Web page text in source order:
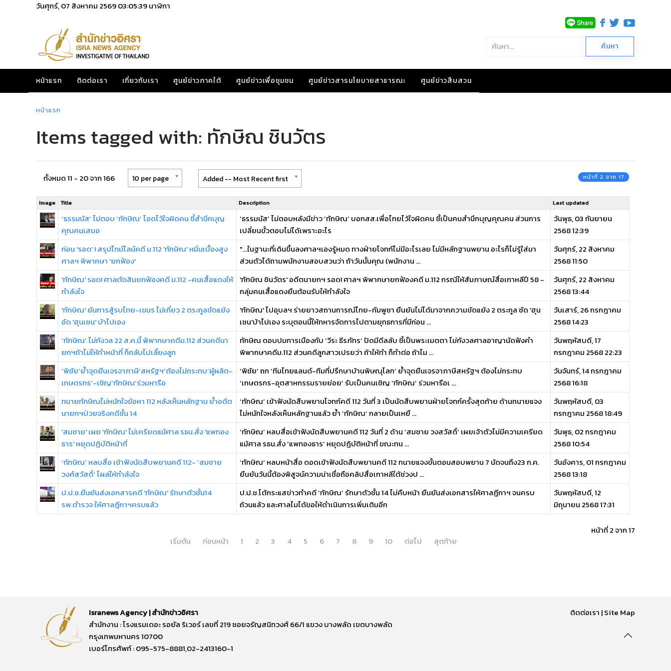
วันศุกร์, 07 สิงหาคม 256903:05:39นาฬิกา
หน้าแรก ติดต่อเรา เกี่ยวกับเรา ศูนย์ข่าวภาคใต้ ศูนย์ข่าวเพื่อชุมชน ศูนย์ข่าวสารนโยบายสาธารณะ ศูนย์ข่าวสืบสวน
หน้าแรก
Items tagged with: ทักษิณ ชินวัตร
ทั้งหมด 11 - 20 จาก 166 10 per page Added -- Most Recent first หน้าที่ 2 จาก 17
Image Title Description Last updated
‘ธรรมนัส’ ไม่ตอบ ‘ทักษิณ’ โอดไว้ใจผิดคน ชี้สำนึกบุญ
คุณคนเสมอ
‘ธรรมนัส’ ไม่ตอบหลังมีข่าว ‘ทักษิณ’ บอกสส.เพื่อไทยไว้ใจผิดคน ชี้เป็นคนสำนึกบุญคุณคน ส่วนการ
เปลี่ยนขั้วตอบไม่ได้เพราะอะไร
วันพุธ, 03 กันยายน
2568 12:39
ก่อน 'รอด' ! สรุปไทม์ไลน์คดี ม.112 'ทักษิณ' หมิ่นเบื้องสูง
ศาลฯ พิพากษา 'ยกฟ้อง'
"...ในฐานะที่เดินขึ้นลงศาลฯเองรู้หมด ทางฝ่ายโจทก์ไม่มีอะไรเลย ไม่มีหลักฐานพยาน อะไรก็ไม่รู้ใส่มา
ส่วนตัวได้ถามพนักงานสอบสวนว่า ถ้าวันนั้นคุณ (พนักงาน ...
วันศุกร์, 22 สิงหาคม
2568 11:50
'ทักษิณ' รอด! ศาลตัดสินยกฟ้องคดี ม.112 -คนเสื้อแดงให้
กำลังใจ
'ทักษิณ ชินวัตร' อดีตนายกฯ รอด! ศาลฯ พิพากษายกฟ้องคดี ม.112 กรณีให้สัมภาษณ์สื่อเกาหลีปี 58 -
กลุ่มคนเสื้อแดงยืนต้อนรับให้กำลังใจ
วันศุกร์, 22 สิงหาคม
2568 13:44
'ทักษิณ' ยันการสู้รบไทย-เขมร ไม่เกี่ยว 2 ตระกูลขัดแย้ง
อัด 'ฮุนเซน' บ้าไปเอง
'ทักษิณ' ไปอุบลฯ ร่ายยาวสถานการณ์ไทย-กัมพูชา ยืนยันไม่ได้มาจากความขัดแย้ง 2 ตระกูล ซัด 'ฮุน
เซน'บ้าไปเอง ระบุตอนนี้ให้ทหารจัดการไปตามยุทธการที่มีก่อน ...
วันเสาร์, 26 กรกฎาคม
2568 14:23
‘ทักษิณ’ ไม่กังวล 22 ส.ค.นี้ พิพากษาคดีม.112 ส่วนคดีนา
ยกฯถ้าไม่ให้ทำหน้าที่ ก็กลับไปเลี้ยงลูก
ทักษิณ ตอบปมการเมืองกับ ‘วีระ ธีรภัทร’ ปัดมีดีลลับ ชี้เป็นพระเมตตา ไม่กังวลศาลอาญานัดฟังคำ
พิพากษาคดีม.112 ส่วนคดีลูกสาวเปรยว่า ถ้าให้ทำ ก็ทำต่อ ถ้าไม ...
วันพฤหัสบดี, 17
กรกฎาคม 2568 22:23
‘พิชัย’ย้ำจุดยืนเจรจาภาษี‘สหรัฐฯ’ต้องไม่กระทบ‘ผู้ผลิต-
เกษตรกร’-เชิญ‘ทักษิณ’ร่วมหารือ
‘พิชัย’ ถก ‘ทีมไทยแลนด์-ทีมที่ปรึกษาบ้านพิษณุโลก’ ย้ำจุดยืนเจรจาภาษีสหรัฐฯ ต้องไม่กระทบ
‘เกษตรกร-อุตสาหกรรมรายย่อย’ รับเป็นคนเชิญ ‘ทักษิณ’ ร่วมหารือเ ...
วันจันทร์, 14 กรกฎาคม
2568 16:18
ทนายทักษิณไม่หนักใจข้อหา 112 หลังเห็นหลักฐาน ย้ำอดีต
นายกฯป่วยจริงคดีชั้น 14
‘ทักษิณ’ เข้าฟังนัดสืบพยานโจทก์คดี 112 วันที่ 3 เป็นนัดสืบพยานฝ่ายโจทก์ครั้งสุดท้าย ด้านทนายแจง
ไม่หนักใจหลังเห็นหลักฐานแล้ว ย้ำ ‘ทักษิณ’ กลายเป็นเหยื ...
วันพฤหัสบดี, 03
กรกฎาคม 2568 18:49
'สมชาย' เผย 'ทักษิณ' ไม่เครียดแม้ศาล รธน.สั่ง 'แพทอง
ธาร' หยุดปฏิบัติหน้าที่
‘ทักษิณ’ หลบสื่อเข้าฟังนัดสืบพยานคดี 112 วันที่ 2 ด้าน ‘สมชาย วงสวัสดิ์’ เผยเจ้าตัวไม่มีความเครียด
แม้ศาล รธน.สั่ง ‘แพทองธาร’ หยุดปฏิบัติหน้าที่ ขณะทน ...
วันพุธ, 02 กรกฎาคม
2568 10:54
‘ทักษิณ’ หลบสื่อ เข้าฟังนัดสืบพยานคดี 112- ‘สมชาย
วงศ์สวัสดิ์’ โผล่ให้กำลังใจ
‘ทักษิณ’ หลบหน้าสื่อ ดอดเข้าฟังนัดสืบพยานคดี 112 ทนายแจงขั้นตอนสอบพยาน 7 นัดจนถึง23 ก.ค.
ยืนยันวันนี้ต้องพิสูจน์ความน่าเชื่อถือคลิปสื่อเกาหลีใต้ช่วงป ...
วันอังคาร, 01 กรกฎาคม
2568 13:18
ป.ป.ช.ยืนยันส่งเอกสารคดี 'ทักษิณ' รักษาตัวชั้น14
รพ.ตำรวจ ให้ศาลฎีกาฯครบแล้ว
ป.ป.ช.โต้กระแสข่าวทำคดี ‘ทักษิณ’ รักษาตัวชั้น 14 ไม่คืบหน้า ยืนยันส่งเอกสารให้ศาลฎีกาฯ จนครบ
ถ้วนแล้ว และศาลไมได้ขอให้ดำเนินการเพิ่มเติมอีก
วันพฤหัสบดี, 12
มิถุนายน 2568 17:31
หน้าที่ 2 จาก 17
เริ่มต้น
ก่อนหน้า 1 2 3 4 5 6 7 8 9 10 ต่อไป สุดท้าย
Isranews Agency | สำนักข่าวอิศรา
สำนักงาน : โรงแรมเดอะ รอยัล ริเวอร์ เลขที่ 219 ซอยจรัญสนิทวงศ์ 66/1 แขวง บางพลัด เขตบางพลัด
กรุงเทพมหานคร 10700
เบอร์โทรศัพท์ : 095-575-8881,02-2413160-1
ติดต่อเรา |Site Map